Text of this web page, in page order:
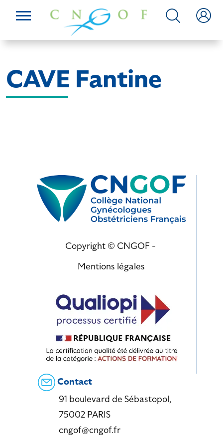
CAVE Fantine
Copyright © CNGOF -
Mentions légales
Contact
91 boulevard de Sébastopol,
75002 PARIS
cngof@cngof.fr